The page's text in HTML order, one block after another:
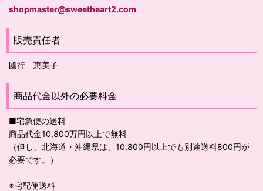
shopmaster@sweetheart2.com
販売責任者
國行 恵美子
商品代金以外の必要料金
■宅急便の送料
商品代金10,800万円以上で無料
（但し、北海道・沖縄県は、10,800円以上でも別途送料800円が
必要です。）
※宅配便送料